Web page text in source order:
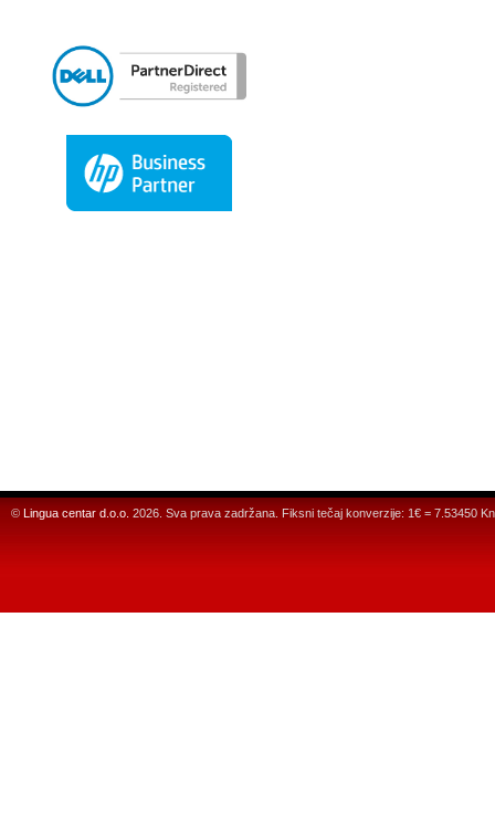
© Lingua centar d.o.o. 2026. Sva prava zadržana. Fiksni tečaj konverzije: 1€ = 7.53450 Kn